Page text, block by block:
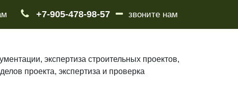
+7-905-478-98-57 звоните нам
экспертиза строительных проектов,
проекта, экспертиза и проверка